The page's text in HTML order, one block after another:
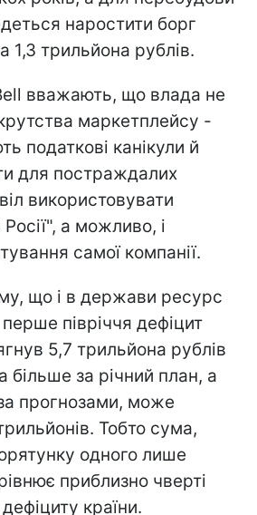
наростити борг
трильйона рублів.
вважають, що влада не
маркетплейсу -
податкові канікули й
для постраждалих
використовувати
а можливо, і
самої компанії.
що і в держави ресурс
півріччя дефіцит
5,7 трильйона рублів
більше за річний план, а
прогнозами, може
Тобто сума,
одного лише
приблизно чверті
країни.